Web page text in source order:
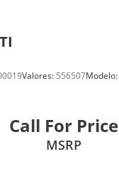
Valores: 556507Modelo:
Call For Price
MSRP